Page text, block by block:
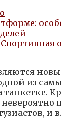
Спортивная
из
танкетке.
и